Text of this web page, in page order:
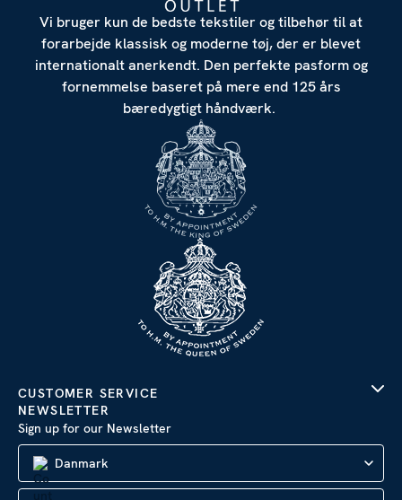
Vi bruger kun de bedste tekstiler og tilbehør til at
forarbejde klassisk og moderne tøj, der er blevet
internationalt anerkendt. Den perfekte pasform og
fornemmelse baseret på mere end 125 års
bæredygtigt håndværk.
CUSTOMER SERVICE
NEWSLETTER
Sign up for our Newsletter
Danmark